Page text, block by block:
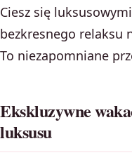
Ciesz się
bezkresnego relaksu
To niezapomniane
Ekskluzywne
luksusu